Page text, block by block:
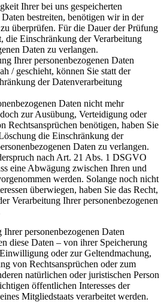
Ihrer bei uns gespeicherten
Daten bestreiten, benötigen wir in der
überprüfen. Für die Dauer der Prüfung
die Einschränkung der Verarbeitung
Daten zu verlangen.
Ihrer personenbezogenen Daten
/ geschieht, können Sie statt der
der Datenverarbeitung
Daten nicht mehr
zur Ausübung, Verteidigung oder
Rechtsansprüchen benötigen, haben Sie
die Einschränkung der
Daten zu verlangen.
nach Art. 21 Abs. 1 DSGVO
eine Abwägung zwischen Ihren und
werden. Solange noch nicht
überwiegen, haben Sie das Recht,
Verarbeitung Ihrer personenbezogenen
personenbezogenen Daten
diese Daten – von ihrer Speicherung
oder zur Geltendmachung,
von Rechtsansprüchen oder zum
natürlichen oder juristischen Person
öffentlichen Interesses der
Mitgliedstaats verarbeitet werden.